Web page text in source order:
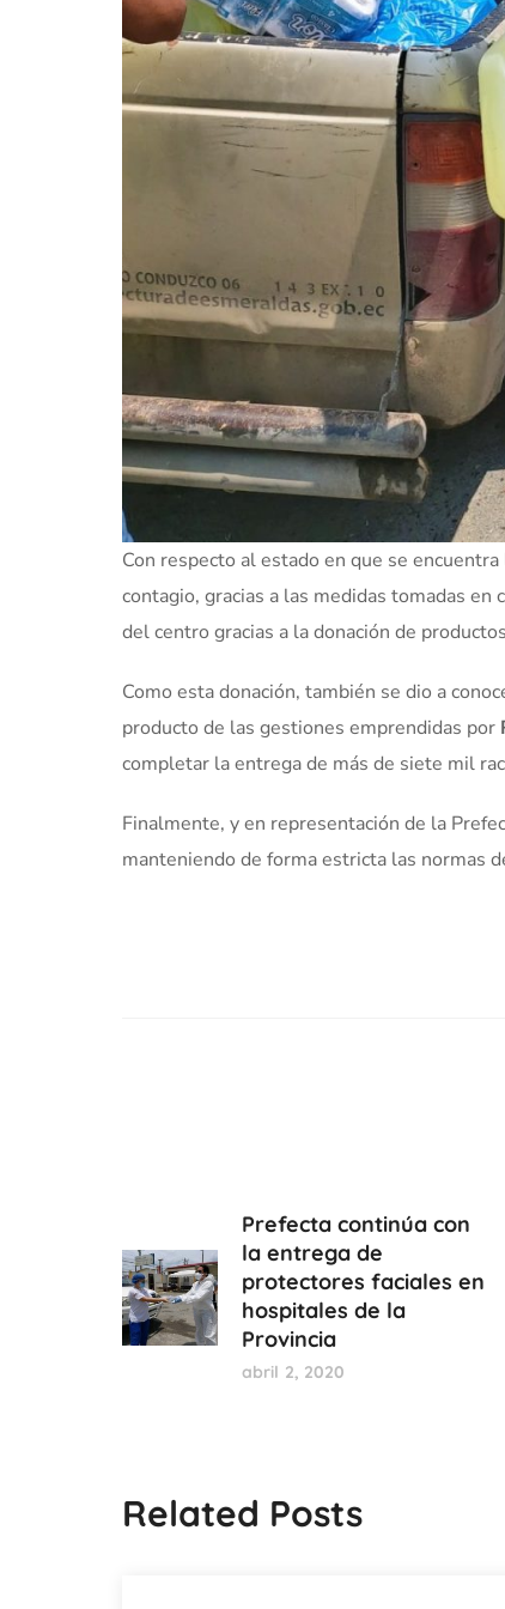
Con respecto al estado en que se
contagio, gracias a las medidas tomadas
del centro gracias a la donación de
Como esta donación, también se dio a
producto de las gestiones emprendidas por
completar la entrega de más de siete mil
Finalmente, y en representación de la
manteniendo de forma estricta las normas
Prefecta continúa con
la entrega de
protectores faciales en
hospitales de la
Provincia
abril 2, 2020
Related Posts